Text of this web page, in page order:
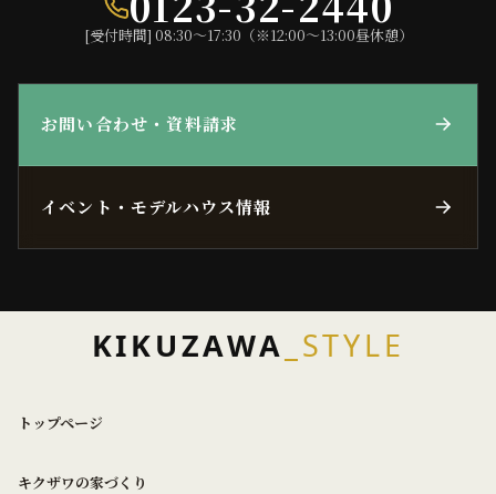
[受付時間] 08:30〜17:30（※12:00〜13:00昼休憩）
お問い合わせ・資料請求
イベント・モデルハウス情報
KIKUZAWA _STYLE
トップページ
キクザワの家づくり